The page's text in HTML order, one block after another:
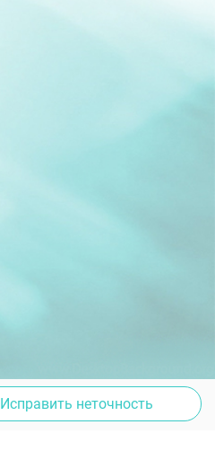
Исправить неточность